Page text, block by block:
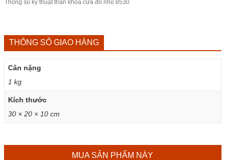
Thông số kỹ thuật thân khóa cửa đố nhỏ 8530
THÔNG SỐ GIAO HÀNG
Cân nặng
1 kg
Kích thước
30 × 20 × 10 cm
MUA SẢN PHẨM NÀY